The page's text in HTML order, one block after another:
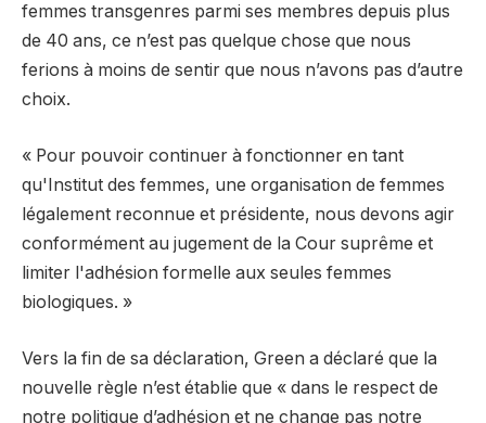
femmes transgenres parmi ses membres depuis plus
de 40 ans, ce n’est pas quelque chose que nous
ferions à moins de sentir que nous n’avons pas d’autre
choix.
« Pour pouvoir continuer à fonctionner en tant
qu'Institut des femmes, une organisation de femmes
légalement reconnue et présidente, nous devons agir
conformément au jugement de la Cour suprême et
limiter l'adhésion formelle aux seules femmes
biologiques. »
Vers la fin de sa déclaration, Green a déclaré que la
nouvelle règle n’est établie que « dans le respect de
notre politique d’adhésion et ne change pas notre